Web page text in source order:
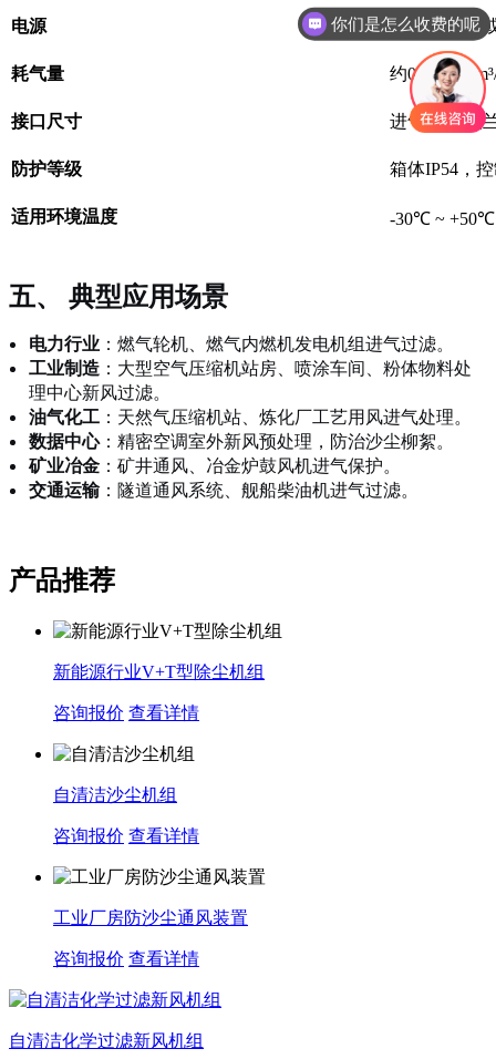
电源 380V/50Hz (
耗气量 约0.3-0.5
接口尺寸 进气/出气法
防护等级 箱体IP54，
适用环境温度 -30℃ ~ +50℃
五、 典型应用场景
电力行业 ：燃气轮机、燃气内燃机发电机组进气过滤。
工业制造 ：大型空气压缩机站房、喷涂车间、粉体物料处
理中心新风过滤。
油气化工 ：天然气压缩机站、炼化厂工艺用风进气处理。
数据中心：精密空调室外新风预处理，防治沙尘柳絮。
矿业冶金 ：矿井通风、冶金炉鼓风机进气保护。
交通运输：隧道通风系统、舰船柴油机进气过滤。
产品推荐
新能源行业V+T型除尘机组
咨询报价 查看详情
自清洁沙尘机组
咨询报价 查看详情
工业厂房防沙尘通风装置
咨询报价 查看详情
自清洁化学过滤新风机组
你们是怎么收费的呢